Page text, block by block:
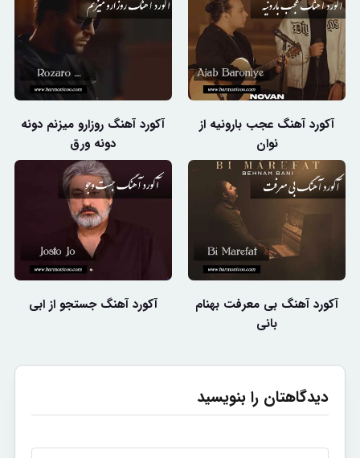
آکورد آهنگ عجب بارونیه از
نوان
آکورد آهنگ روزارو میزنم دونه
دونه ورق
آکورد آهنگ بی معرفت بهنام
بانی
آکورد آهنگ جستجو از ابی
دیدگاهتان را بنویسید